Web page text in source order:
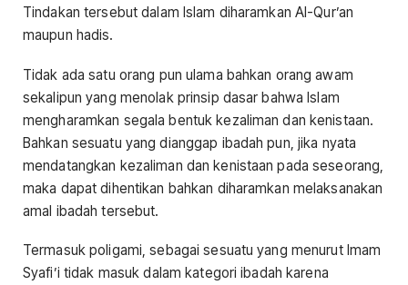
Tindakan tersebut dalam Islam diharamkan Al-Qur’an
maupun hadis.
Tidak ada satu orang pun ulama bahkan orang awam
sekalipun yang menolak prinsip dasar bahwa Islam
mengharamkan segala bentuk kezaliman dan kenistaan.
Bahkan sesuatu yang dianggap ibadah pun, jika nyata
mendatangkan kezaliman dan kenistaan pada seseorang,
maka dapat dihentikan bahkan diharamkan melaksanakan
amal ibadah tersebut.
Termasuk poligami, sebagai sesuatu yang menurut Imam
Syafi’i tidak masuk dalam kategori ibadah karena